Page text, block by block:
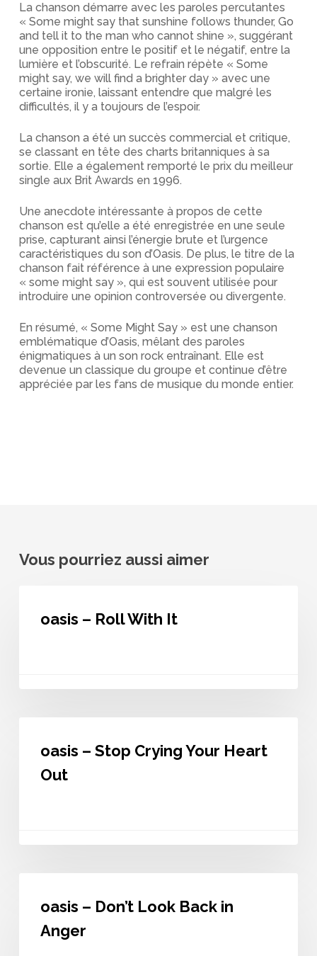
La chanson démarre avec les paroles percutantes
« Some might say that sunshine follows thunder, Go
and tell it to the man who cannot shine », suggérant
une opposition entre le positif et le négatif, entre la
lumière et l’obscurité. Le refrain répète « Some
might say, we will find a brighter day » avec une
certaine ironie, laissant entendre que malgré les
difficultés, il y a toujours de l’espoir.
La chanson a été un succès commercial et critique,
se classant en tête des charts britanniques à sa
sortie. Elle a également remporté le prix du meilleur
single aux Brit Awards en 1996.
Une anecdote intéressante à propos de cette
chanson est qu’elle a été enregistrée en une seule
prise, capturant ainsi l’énergie brute et l’urgence
caractéristiques du son d’Oasis. De plus, le titre de la
chanson fait référence à une expression populaire
« some might say », qui est souvent utilisée pour
introduire une opinion controversée ou divergente.
En résumé, « Some Might Say » est une chanson
emblématique d’Oasis, mêlant des paroles
énigmatiques à un son rock entraînant. Elle est
devenue un classique du groupe et continue d’être
appréciée par les fans de musique du monde entier.
Vous pourriez aussi aimer
oasis – Roll With It
Stop
Crying
Your
oasis – Stop Crying Your Heart
Out
Don’t
Look
Back
oasis – Don’t Look Back in
Anger